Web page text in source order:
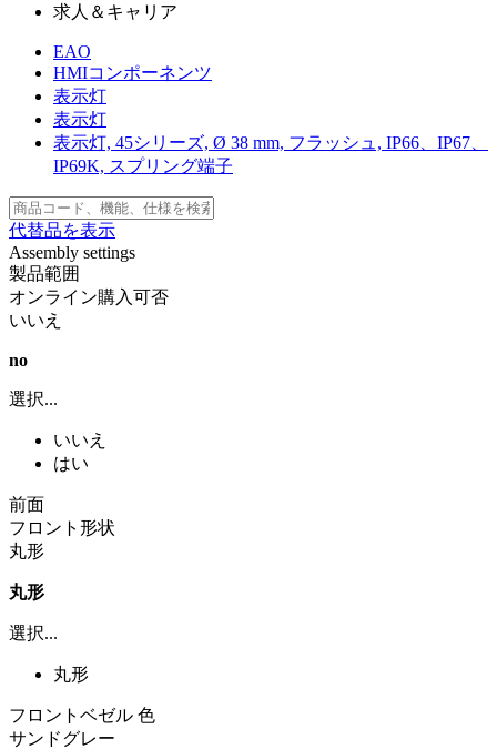
求人＆キャリア
EAO
HMIコンポーネンツ
表示灯
表示灯
表示灯, 45シリーズ, Ø 38 mm, フラッシュ, IP66、IP67、
IP69K, スプリング端子
代替品を表示
Assembly settings
製品範囲
オンライン購入可否
いいえ
no
選択...
いいえ
はい
前面
フロント形状
丸形
丸形
選択...
丸形
フロントベゼル 色
サンドグレー